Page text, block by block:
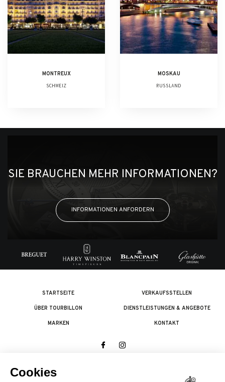
MONTREUX
SCHWEIZ
MOSKAU
RUSSLAND
SIE BRAUCHEN MEHR INFORMATIONEN?
INFORMATIONEN ANFORDERN
STARTSEITE
ÜBER TOURBILLON
MARKEN
VERKAUFSSTELLEN
DIENSTLEISTUNGEN & ANGEBOTE
KONTAKT